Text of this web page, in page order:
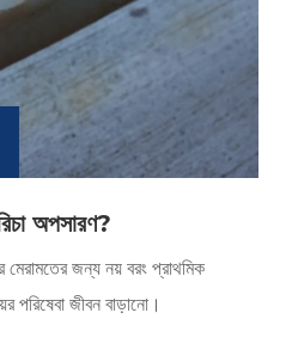
অপসারণ?
জন্য নয় বরং প্রাথমিক
পরিষেবা জীবন বাড়ানো।